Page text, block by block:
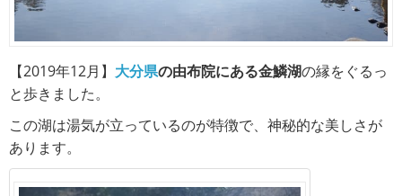
【2019年12月】 大分県の由布院にある金鱗湖の縁をぐるっ
と歩きました。
この湖は湯気が立っているのが特徴で、神秘的な美しさが
あります。